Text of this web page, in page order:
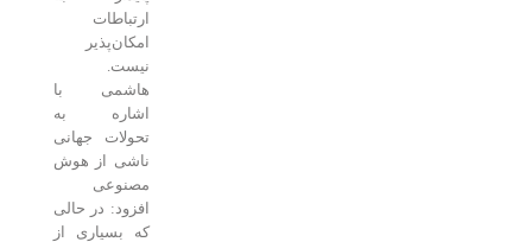
ارتباطات
امکان‌پذیر
هاشمی با
اشاره به
تحولات جهانی
ناشی از هوش
مصنوعی
افزود: در حالی
که بسیاری از